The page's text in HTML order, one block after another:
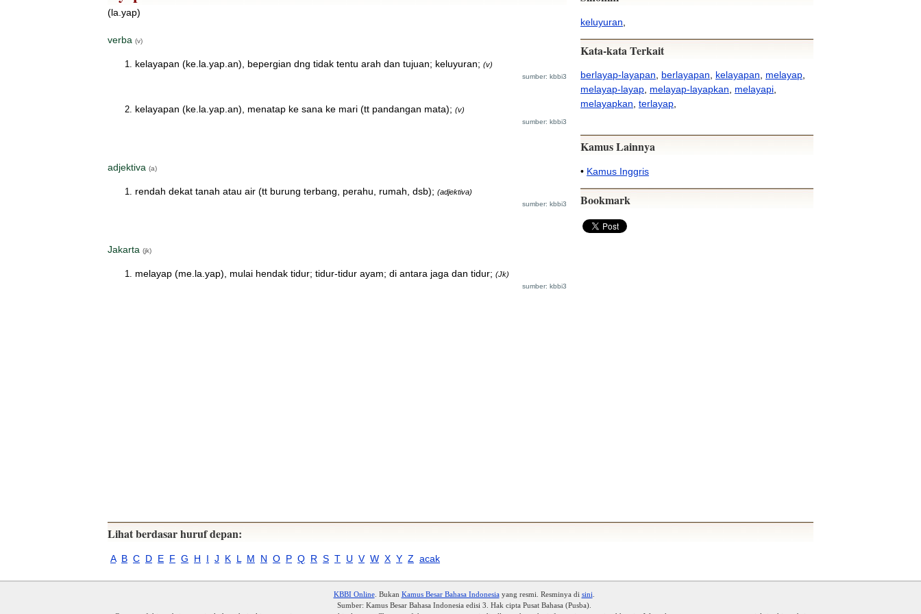
(la.yap)
verba (v)
kelayapan (ke.la.yap.an), bepergian dng tidak tentu arah dan tujuan; keluyuran; (v)
sumber: kbbi3
kelayapan (ke.la.yap.an), menatap ke sana ke mari (tt pandangan mata); (v)
sumber: kbbi3
adjektiva (a)
rendah dekat tanah atau air (tt burung terbang, perahu, rumah, dsb); (adjektiva)
sumber: kbbi3
Jakarta (jk)
melayap (me.la.yap), mulai hendak tidur; tidur-tidur ayam; di antara jaga dan tidur; (Jk)
sumber: kbbi3
keluyuran
Kata-kata Terkait
berlayap-layapan berlayapan kelayapan melayap
melayap-layap melayap-layapkan melayapi
melayapkan terlayap
Kamus Lainnya
• Kamus Inggris
Bookmark
Lihat berdasar huruf depan:
A B C D E F G H I J K L M N O P Q R S T U V W X Y Z acak
KBBI Online. Bukan Kamus Besar Bahasa Indonesiayang resmi. Resminya di sini
Sumber: Kamus Besar Bahasa Indonesia edisi 3. Hak cipta Pusat Bahasa (Pusba).